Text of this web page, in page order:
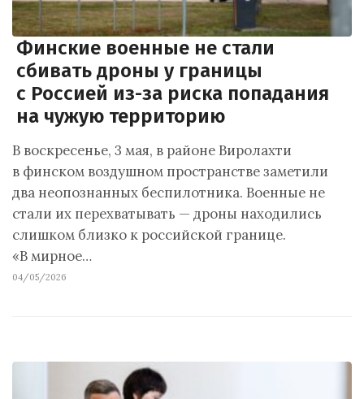
Финские военные не стали
сбивать дроны у границы
с Россией из-за риска попадания
на чужую территорию
В воскресенье, 3 мая, в районе Виролахти
в финском воздушном пространстве заметили
два неопознанных беспилотника. Военные не
стали их перехватывать — дроны находились
слишком близко к российской границе.
«В мирное…
04/05/2026